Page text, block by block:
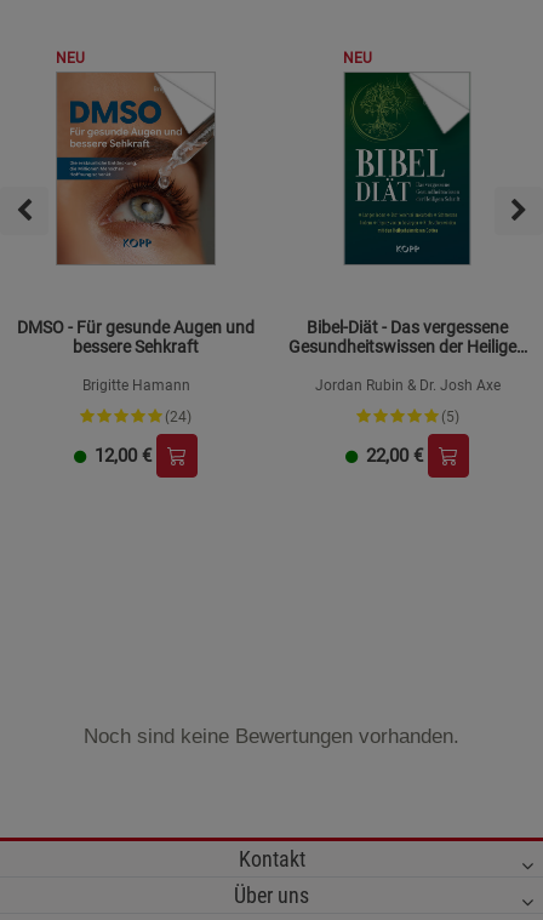
NEU
DMSO - Für gesunde Augen und
bessere Sehkraft
Brigitte Hamann
(24)
12,00 €
NEU
Bibel-Diät - Das vergessene
Gesundheitswissen der Heiligen
Jordan Rubin & Dr. Josh Axe
(5)
22,00 €
Noch sind keine Bewertungen vorhanden.
Kontakt
Über uns